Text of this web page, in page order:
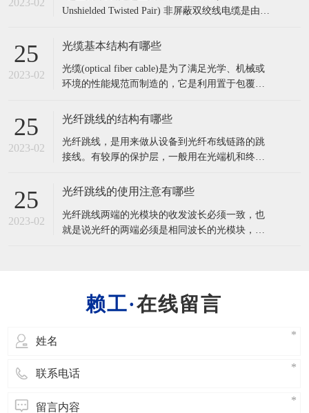
一条双绞线
Unshielded Twisted Pair) 非屏蔽双绞线电缆是由多
气工业协会为双绞线电缆定义的五种不同的质量
双绞线的部分性能加以改善后出现的电缆，不少
性能
25
2023-02
光缆基本结构有哪些
光缆(optical fiber cable)是为了满足光学、机械或
环境的性能规范而制造的，它是利用置于包覆护
或成组使用的通信线缆组件。光缆主要是由光导
料外皮构成，光缆内没有金、银、铜铝等金属，
一般无回收价值。
25
2023-02
光纤跳线的结构有哪些
光纤跳线，是用来做从设备到光纤布线链路的跳
接线。有较厚的保护层，一般用在光端机和终端
网、光纤数据传输以及局域网等一些领域。 光纤
器插头，用来实现光路活动连接;一端装有插头则
称为尾纤。光纤跳线（Optical
25
2023-02
光纤跳线的使用注意有哪些
光纤跳线两端的光模块的收发波长必须一致，也
就是说光纤的两端必须是相同波长的光模块，简
度弯曲和绕环，这样会增加光在传输过程的衰
在线留言